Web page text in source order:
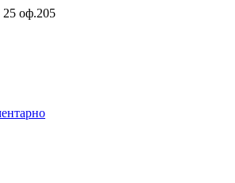
25 оф.205